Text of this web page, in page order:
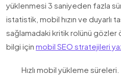
yüklenmesi 3 saniyeden fazla
istatistik, mobil hızın ve duyarlı
sağlamadaki kritik rolünü gözler
bilgi için mobil SEO stratejileri
Hızlı mobil yükleme süreleri.